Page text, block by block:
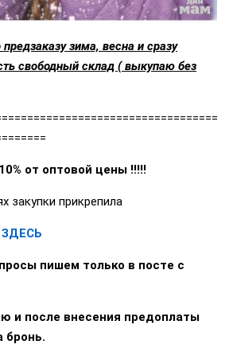
зима, весна и сразу
свободный склад ( выкупаю без
от оптовой цены !!!!!
закупки прикрепила
ЗДЕСЬ
пишем только в посте с
и после внесения предоплаты
бронь.